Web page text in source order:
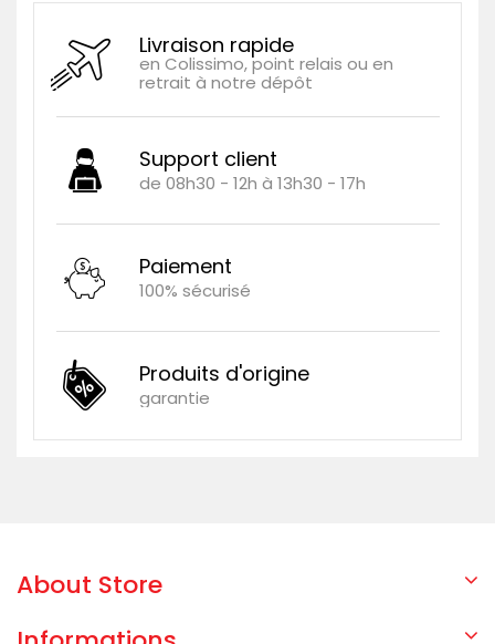
Livraison rapide
en Colissimo, point relais ou en
retrait à notre dépôt
Support client
de 08h30 - 12h à 13h30 - 17h
Paiement
100% sécurisé
Produits d'origine
garantie
About Store